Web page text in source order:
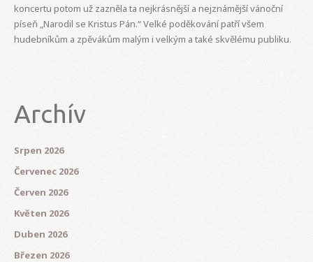
koncertu potom už zazněla ta nejkrásnější a nejznámější vánoční
píseň „Narodil se Kristus Pán.“ Velké poděkování patří všem
hudebníkům a zpěvákům malým i velkým a také skvělému publiku.
Archív
Srpen 2026
Červenec 2026
Červen 2026
Květen 2026
Duben 2026
Březen 2026